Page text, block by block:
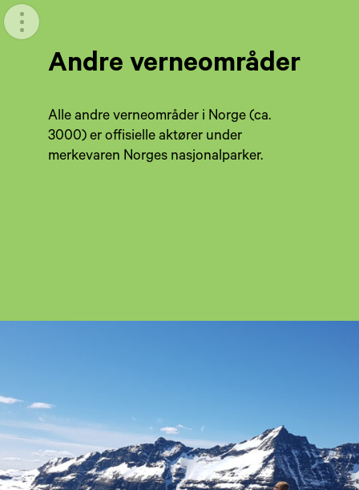
Meny
Andre verneområder
Alle andre verneområder i Norge (ca.
3000) er offisielle aktører under
merkevaren Norges nasjonalparker.